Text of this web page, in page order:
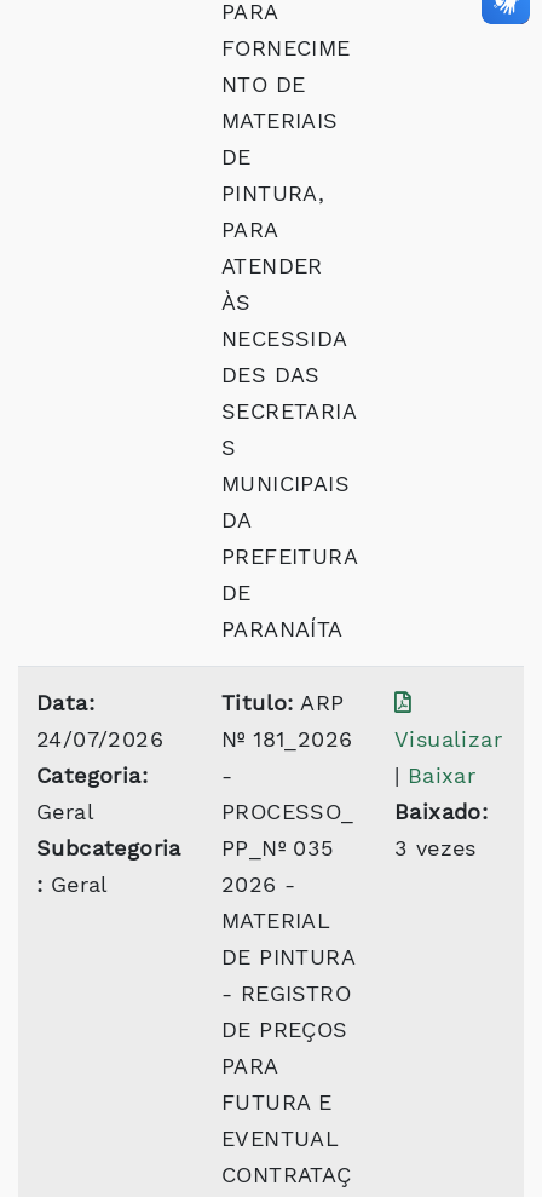
PARA
FORNECIME
NTO DE
MATERIAIS
DE
PINTURA,
PARA
ATENDER
ÀS
NECESSIDA
DES DAS
SECRETARIA
S
MUNICIPAIS
DA
PREFEITURA
DE
PARANAÍTA
Data:
24/07/2026
Categoria:
Geral
Subcategoria
: Geral
Titulo: ARP
Nº 181_2026
-
PROCESSO_
PP_Nº 035
2026 -
MATERIAL
DE PINTURA
- REGISTRO
DE PREÇOS
PARA
FUTURA E
EVENTUAL
CONTRATAÇ
Visualizar
| Baixar
Baixado:
3 vezes